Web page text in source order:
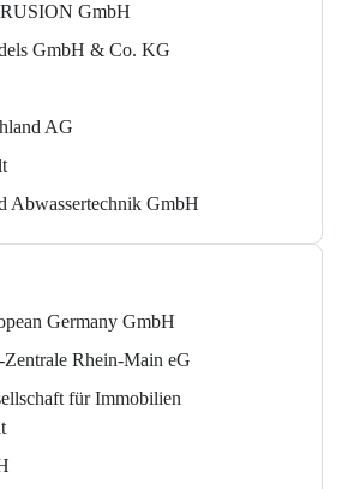
GmbH
GmbH & Co. KG
AG
Abwassertechnik GmbH
Germany GmbH
Rhein-Main eG
für Immobilien